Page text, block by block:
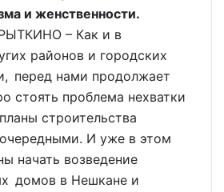
и женственности.
– Как и в
районов и городских
перед нами продолжает
стоять проблема нехватки
строительства
И уже в этом
начать возведение
домов в Нешкане и